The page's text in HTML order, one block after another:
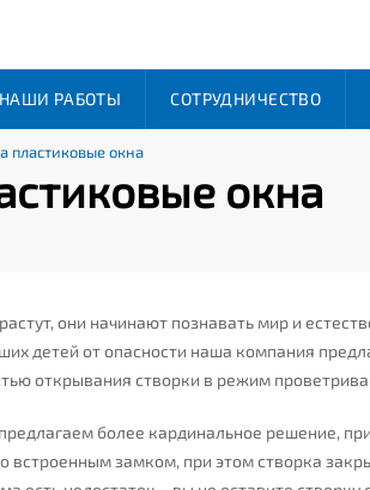
НАШИ РАБОТЫ СОТРУДНИЧЕСТВО
пластиковые окна
окна
они начинают познавать мир и
детей от опасности наша компания
открывания створки в режим
более кардинальное решение,
встроенным замком, при этом створка